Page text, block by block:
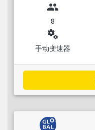
group
8
miscellaneous_services
手动变速器